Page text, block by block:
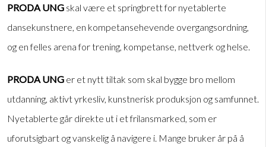
PRODA UNG skal være et springbrett for nyetablerte
dansekunstnere, en kompetansehevende overgangsordning,
og en felles arena for trening, kompetanse, nettverk og helse.
PRODA UNG er et nytt tiltak som skal bygge bro mellom
utdanning, aktivt yrkesliv, kunstnerisk produksjon og samfunnet.
Nyetablerte går direkte ut i et frilansmarked, som er
uforutsigbart og vanskelig å navigere i. Mange bruker år på å